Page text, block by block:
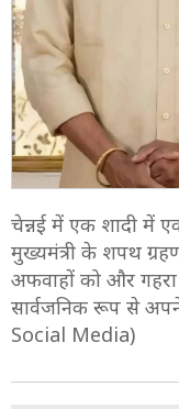
चेन्नई में एक शादी में
मुख्यमंत्री के शपथ
अफवाहों को और गहरा
सार्वजनिक रूप से
Social Media)